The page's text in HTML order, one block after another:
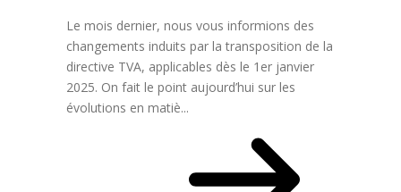
Le mois dernier, nous vous informions des
changements induits par la transposition de la
directive TVA, applicables dès le 1er janvier
2025. On fait le point aujourd’hui sur les
évolutions en matiè...